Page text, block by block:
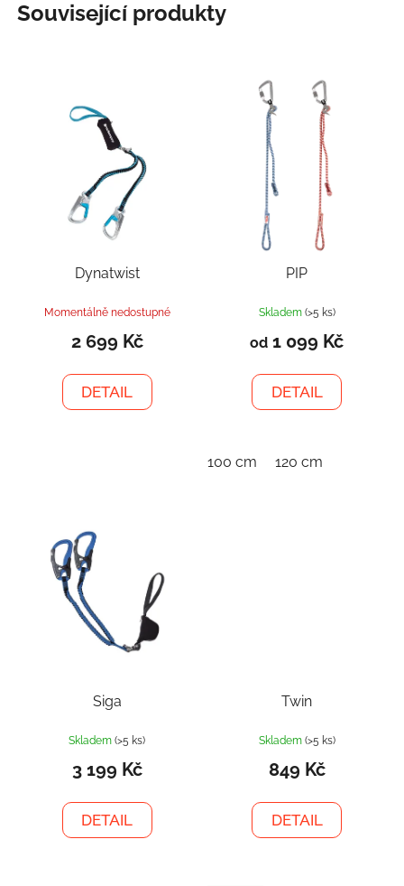
Související produkty
Dynatwist
Momentálně nedostupné
2 699 Kč
DETAIL
PIP
Skladem (>5 ks)
od 1 099 Kč
DETAIL
100 cm 120 cm
Siga
Skladem(>5 ks)
3 199 Kč
DETAIL
Twin
Skladem (>5 ks)
849 Kč
DETAIL